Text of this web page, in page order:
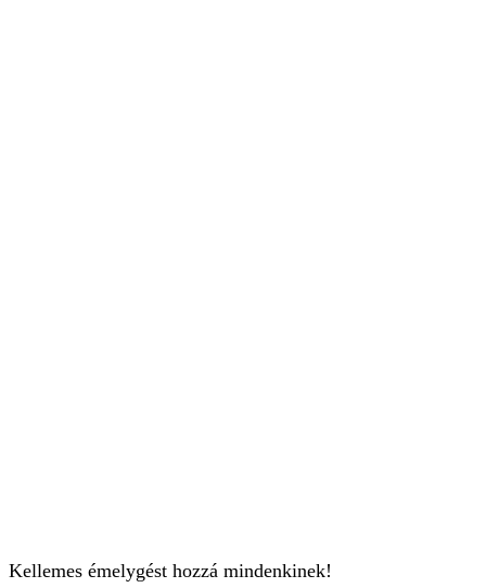
Kellemes émelygést hozzá mindenkinek!